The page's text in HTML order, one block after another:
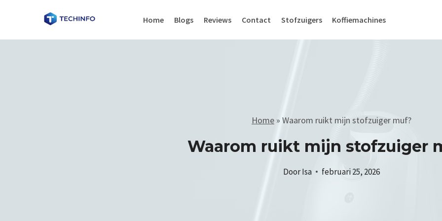
Home Blogs Reviews Contact Stofzuigers Koffiemachines
Home » Waarom ruikt mijn stofzuiger muf?
Waarom ruikt mijn stofzuiger
DoorIsa februari 25, 2026